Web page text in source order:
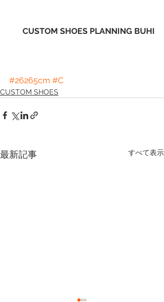
CUSTOM SHOES PLANNING BUHI
#26265cm #C
CUSTOM SHOES
最新記事 すべて表示